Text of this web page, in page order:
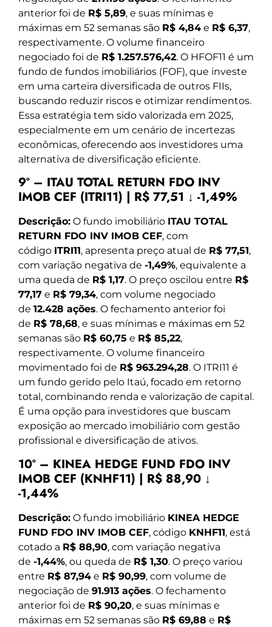
anterior foi de R$ 5,89, e suas mínimas e
máximas em 52 semanas são R$ 4,84 e R$ 6,37,
respectivamente. O volume financeiro
negociado foi de R$ 1.257.576,42. O HFOF11 é um
fundo de fundos imobiliários (FOF), que investe
em uma carteira diversificada de outros FIIs,
buscando reduzir riscos e otimizar rendimentos.
Essa estratégia tem sido valorizada em 2025,
especialmente em um cenário de incertezas
econômicas, oferecendo aos investidores uma
alternativa de diversificação eficiente.
9º – ITAU TOTAL RETURN FDO INV
IMOB CEF (ITRI11) | R$ 77,51 ↓ -1,49%
Descrição: O fundo imobiliário ITAU TOTAL
RETURN FDO INV IMOB CEF, com
código ITRI11, apresenta preço atual de R$ 77,51,
com variação negativa de -1,49%, equivalente a
uma queda de R$ 1,17. O preço oscilou entre R$
77,17 e R$ 79,34, com volume negociado
de 12.428 ações. O fechamento anterior foi
de R$ 78,68, e suas mínimas e máximas em 52
semanas são R$ 60,75 e R$ 85,22,
respectivamente. O volume financeiro
movimentado foi de R$ 963.294,28. O ITRI11 é
um fundo gerido pelo Itaú, focado em retorno
total, combinando renda e valorização de capital.
É uma opção para investidores que buscam
exposição ao mercado imobiliário com gestão
profissional e diversificação de ativos.
10º – KINEA HEDGE FUND FDO INV
IMOB CEF (KNHF11) | R$ 88,90 ↓
-1,44%
Descrição: O fundo imobiliário KINEA HEDGE
FUND FDO INV IMOB CEF, código KNHF11, está
cotado a R$ 88,90, com variação negativa
de -1,44%, ou queda de R$ 1,30. O preço variou
entre R$ 87,94 e R$ 90,99, com volume de
negociação de 91.913 ações. O fechamento
anterior foi de R$ 90,20, e suas mínimas e
máximas em 52 semanas são R$ 69,88 e R$